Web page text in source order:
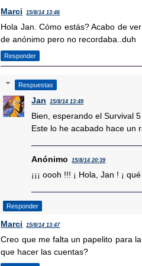
Marci 15/8/14 13:46
Hola Jan. Cómo estás? Acabo de
de anónimo pero no recordaba..duh
Responder
Respuestas
Jan 15/8/14 13:49
Bien, esperando el Survival
Este lo he acabado hace un
Anónimo 15/8/14 20:39
¡¡¡ oooh !!! ¡ Hola, Jan ! ¡
Responder
Marci 15/8/14 13:47
Creo que me falta un papelito para
que hacer las cuentas?